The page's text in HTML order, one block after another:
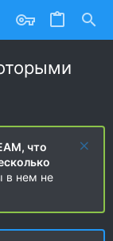
что
в нем не